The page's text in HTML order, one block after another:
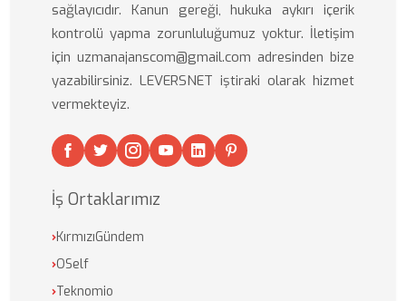
sağlayıcıdır. Kanun gereği, hukuka aykırı içerik
kontrolü yapma zorunluluğumuz yoktur. İletişim
için uzmanajanscom@gmail.com adresinden bize
yazabilirsiniz. LEVERSNET iştiraki olarak hizmet
vermekteyiz.
İş Ortaklarımız
›KırmızıGündem
›OSelf
›Teknomio